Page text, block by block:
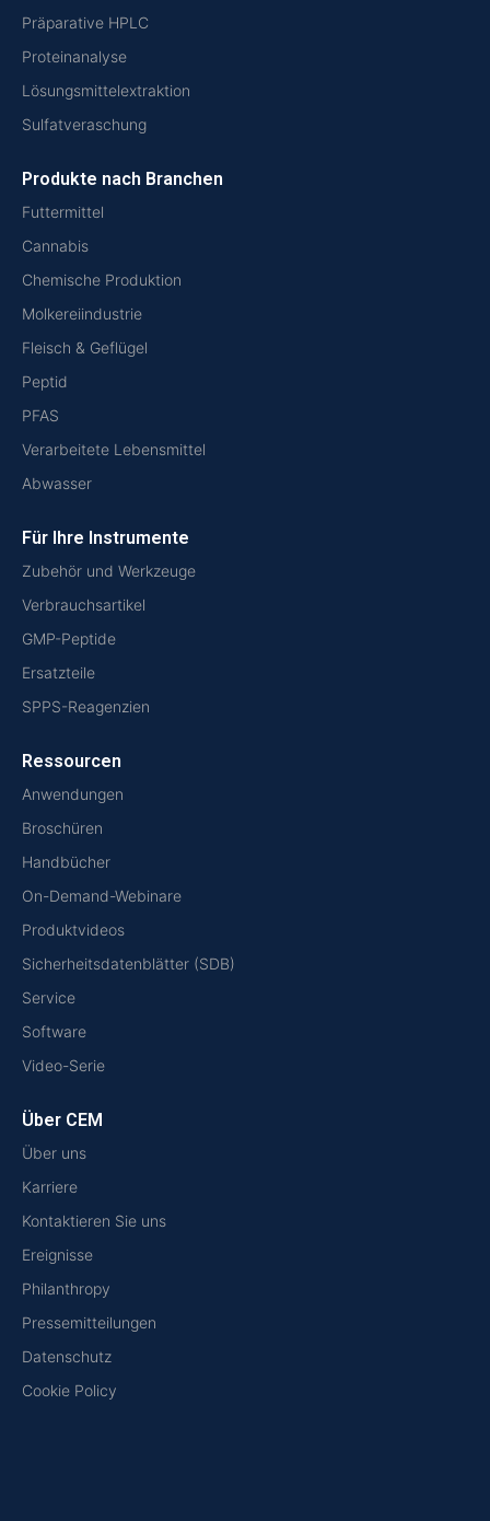
Präparative HPLC
Proteinanalyse
Lösungsmittelextraktion
Sulfatveraschung
Produkte nach Branchen
Futtermittel
Cannabis
Chemische Produktion
Molkereiindustrie
Fleisch & Geflügel
Peptid
PFAS
Verarbeitete Lebensmittel
Abwasser
Für Ihre Instrumente
Zubehör und Werkzeuge
Verbrauchsartikel
GMP-Peptide
Ersatzteile
SPPS-Reagenzien
Ressourcen
Anwendungen
Broschüren
Handbücher
On-Demand-Webinare
Produktvideos
Sicherheitsdatenblätter (SDB)
Service
Software
Video-Serie
Über CEM
Über uns
Karriere
Kontaktieren Sie uns
Ereignisse
Philanthropy
Pressemitteilungen
Datenschutz
Cookie Policy